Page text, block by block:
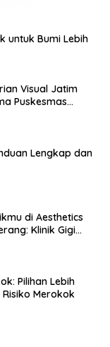
untuk Bumi Lebih
Visual Jatim
Puskesmas
Lengkap dan
di Aesthetics
Klinik Gigi
Pilihan Lebih
Merokok